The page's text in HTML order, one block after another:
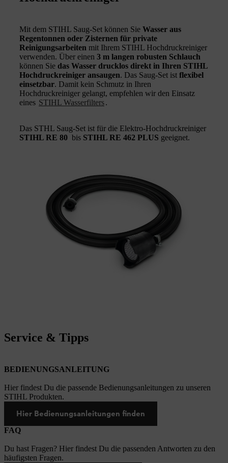
Mit dem STIHL Saug-Set können Sie Wasser aus
Regentonnen oder Zisternen für private
Reinigungsarbeiten mit Ihrem STIHL Hochdruckreiniger
verwenden. Über einen 3 m langen robusten Schlauch
können Sie das Wasser drucklos direkt in Ihren STIHL
Hochdruckreiniger ansaugen. Das Saug-Set ist flexibel
einsetzbar. Damit kein Schmutz in Ihren
Hochdruckreiniger gelangt, empfehlen wir den Einsatz
eines STIHL Wasserfilters.
Das STHL Saug-Set ist für die Elektro-Hochdruckreiniger
STIHL RE 80 bis STIHL RE 462 PLUS geeignet.
Service & Tipps
BEDIENUNGSANLEITUNG
Hier findest Du die passende Bedienungsanleitungen zu unseren
STIHL Produkten.
Hier Bedienungsanleitungen finden
FAQ
Du hast Fragen? Hier findest Du die passenden Antworten zu den
häufigsten Fragen.